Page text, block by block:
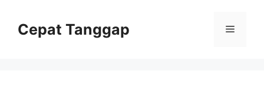
contentCepat Tanggap Menu